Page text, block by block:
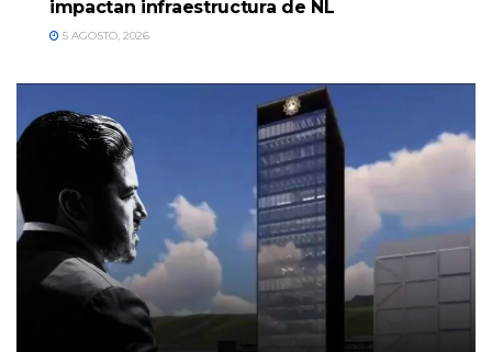
impactan infraestructura de NL
5 AGOSTO, 2026